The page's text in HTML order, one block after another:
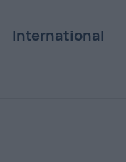
International